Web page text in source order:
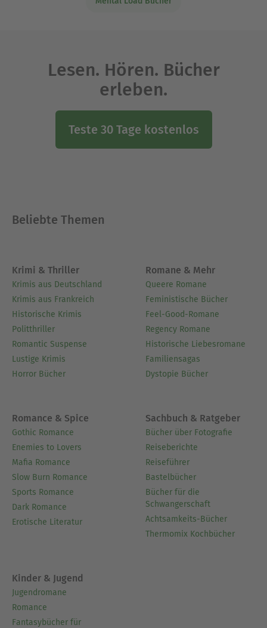
Lesen. Hören. Bücher
erleben.
Teste 30 Tage kostenlos
Beliebte Themen
Krimi & Thriller
Krimis aus Deutschland
Krimis aus Frankreich
Historische Krimis
Politthriller
Romantic Suspense
Lustige Krimis
Horror Bücher
Romane & Mehr
Queere Romane
Feministische Bücher
Feel-Good-Romane
Regency Romane
Historische Liebesromane
Familiensagas
Dystopie Bücher
Romance & Spice
Gothic Romance
Enemies to Lovers
Mafia Romance
Slow Burn Romance
Sports Romance
Dark Romance
Erotische Literatur
Sachbuch & Ratgeber
Bücher über Fotografie
Reiseberichte
Reiseführer
Bastelbücher
Bücher für die
Schwangerschaft
Achtsamkeits-Bücher
Thermomix Kochbücher
Kinder & Jugend
Jugendromane
Romance
Fantasybücher für